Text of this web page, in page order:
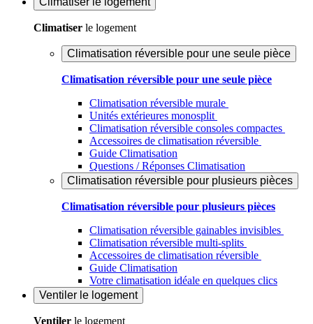
Climatiser le logement
Climatisation réversible pour une seule pièce
Climatisation réversible pour une seule pièce
Climatisation réversible murale
Unités extérieures monosplit
Climatisation réversible consoles compactes
Accessoires de climatisation réversible
Guide Climatisation
Questions / Réponses Climatisation
Climatisation réversible pour plusieurs pièces
Climatisation réversible pour plusieurs pièces
Climatisation réversible gainables invisibles
Climatisation réversible multi-splits
Accessoires de climatisation réversible
Guide Climatisation
Votre climatisation idéale en quelques clics
Ventiler le logement
Ventiler le logement